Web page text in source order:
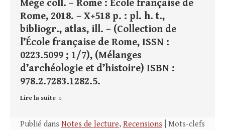
Mège coll. – Rome : École française de
Rome, 2018. – X+518 p. : pl. h. t.,
bibliogr., atlas, ill. – (Collection de
l’École française de Rome, ISSN :
0223.5099 ; 1/7), (Mélanges
d’archéologie et d’histoire) ISBN :
978.2.7283.1282.5.
Lire la suite
Publié dans Notes de lecture, Recensions | Mots-clefs